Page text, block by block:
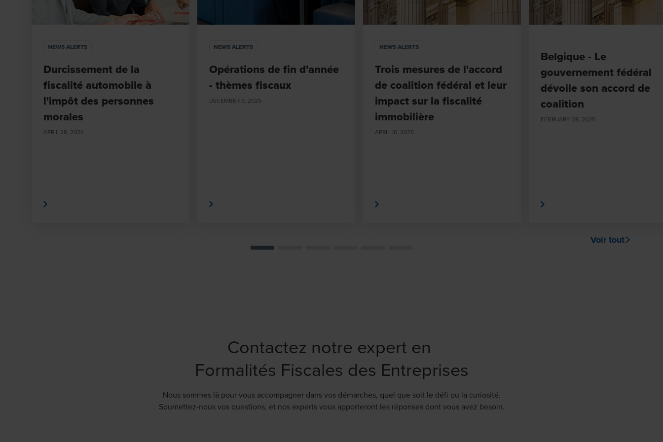
NEWS ALERTS
Durcissement de la
fiscalité automobile à
l'impôt des personnes
morales
APRIL 28, 2026
NEWS ALERTS
Opérations de fin d'année
- thèmes fiscaux
DECEMBER 9, 2025
NEWS ALERTS
Trois mesures de l'accord
de coalition fédéral et leur
impact sur la fiscalité
immobilière
APRIL 16, 2025
Belgique - Le
gouvernement fédéral
dévoile son accord de
coalition
FEBRUARY 28, 2025
Voir tout
Contactez notre expert en
Formalités Fiscales des Entreprises
Nous sommes là pour vous accompagner dans vos démarches, quel que soit le défi ou la curiosité.
Soumettez-nous vos questions, et nos experts vous apporteront les réponses dont vous avez besoin.